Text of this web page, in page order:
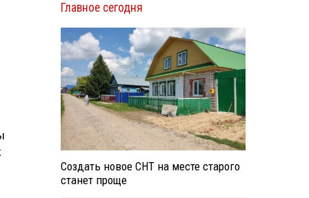
Главное сегодня
Создать новое СНТ на месте старого
станет проще